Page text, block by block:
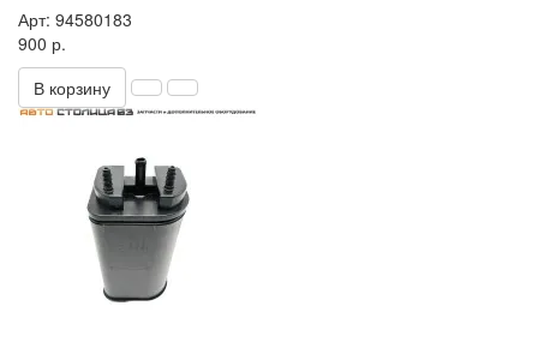
Арт: 94580183
900 р.
В корзину